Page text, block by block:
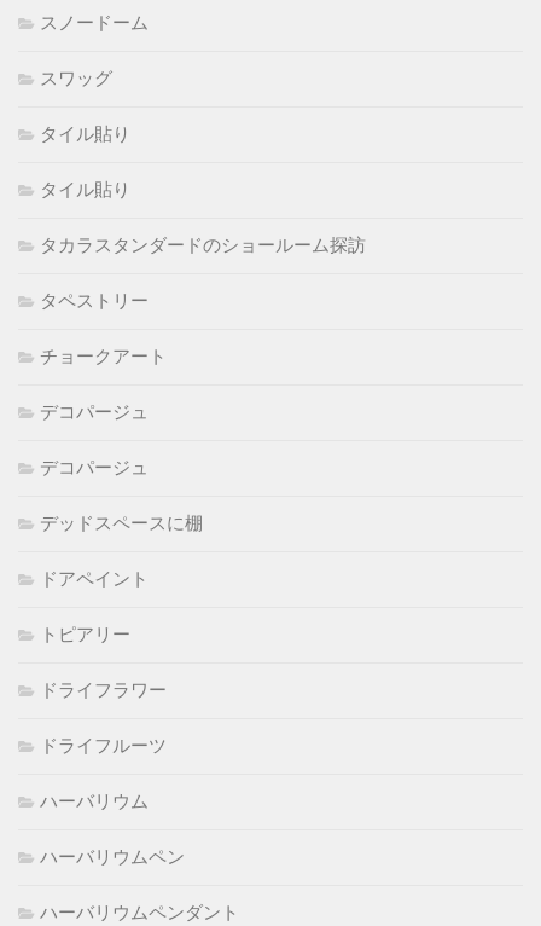
スノードーム
スワッグ
タイル貼り
タイル貼り
タカラスタンダードのショールーム探訪
タペストリー
チョークアート
デコパージュ
デコパージュ
デッドスペースに棚
ドアペイント
トピアリー
ドライフラワー
ドライフルーツ
ハーバリウム
ハーバリウムペン
ハーバリウムペンダント